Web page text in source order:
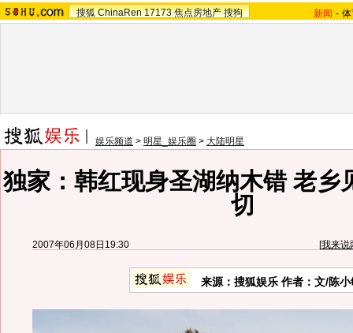
搜狐 ChinaRen 17173 焦点房地产 搜狗 新闻 -
娱乐频道 > 明星_娱乐圈 > 大陆明星
独家：韩红现身圣湖纳木错 老乡
切
2007年06月08日19:30 [我来说
来源：搜狐娱乐 作者：文/陈